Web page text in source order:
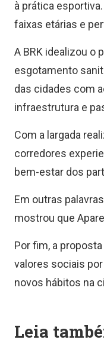
à prática
faixas etárias e
A BRK idealizou o
esgotamento
das cidades com
infraestrutura e
Com a largada
corredores
bem-estar dos
Em outras
mostrou que
Por fim, a
valores sociais
novos hábitos na
Leia